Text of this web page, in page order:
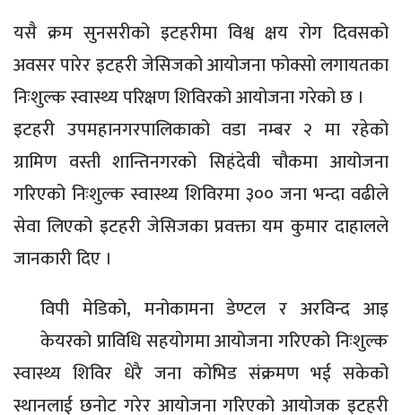
यसै क्रम सुनसरीको इटहरीमा विश्व क्षय रोग दिवसको
अवसर पारेर इटहरी जेसिजको आयोजना फोक्सो लगायतका
निःशुल्क स्वास्थ्य परिक्षण शिविरको आयोजना गरेको छ ।
इटहरी उपमहानगरपालिकाको वडा नम्बर २ मा रहेको
ग्रामिण वस्ती शान्तिनगरको सिहंदेवी चौकमा आयोजना
गरिएको निःशुल्क स्वास्थ्य शिविरमा ३०० जना भन्दा वढीले
सेवा लिएको इटहरी जेसिजका प्रवक्ता यम कुमार दाहालले
जानकारी दिए ।
विपी मेडिको, मनोकामना डेण्टल र अरविन्द आइ
केयरको प्राविधि सहयोगमा आयोजना गरिएको निःशुल्क
स्वास्थ्य शिविर धेरै जना कोभिड संक्रमण भई सकेको
स्थानलाई छनोट गरेर आयोजना गरिएको आयोजक इटहरी